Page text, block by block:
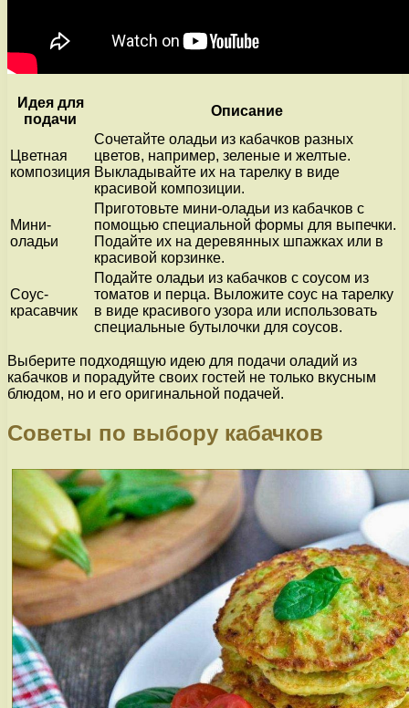
Идея для
подачи
Описание
Цветная
композиция
Сочетайте оладьи из кабачков разных
цветов, например, зеленые и желтые.
Выкладывайте их на тарелку в виде
красивой композиции.
Мини-
оладьи
Приготовьте мини-оладьи из кабачков с
помощью специальной формы для выпечки.
Подайте их на деревянных шпажках или в
красивой корзинке.
Соус-
красавчик
Подайте оладьи из кабачков с соусом из
томатов и перца. Выложите соус на тарелку
в виде красивого узора или использовать
специальные бутылочки для соусов.
Выберите подходящую идею для подачи оладий из
кабачков и порадуйте своих гостей не только вкусным
блюдом, но и его оригинальной подачей.
Советы по выбору кабачков